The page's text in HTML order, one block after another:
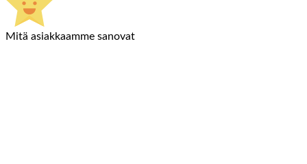
Mitä asiakkaamme sanovat